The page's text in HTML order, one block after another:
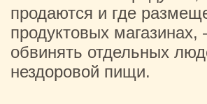
продаются и где
продуктовых
обвинять отдельных
нездоровой пищи.